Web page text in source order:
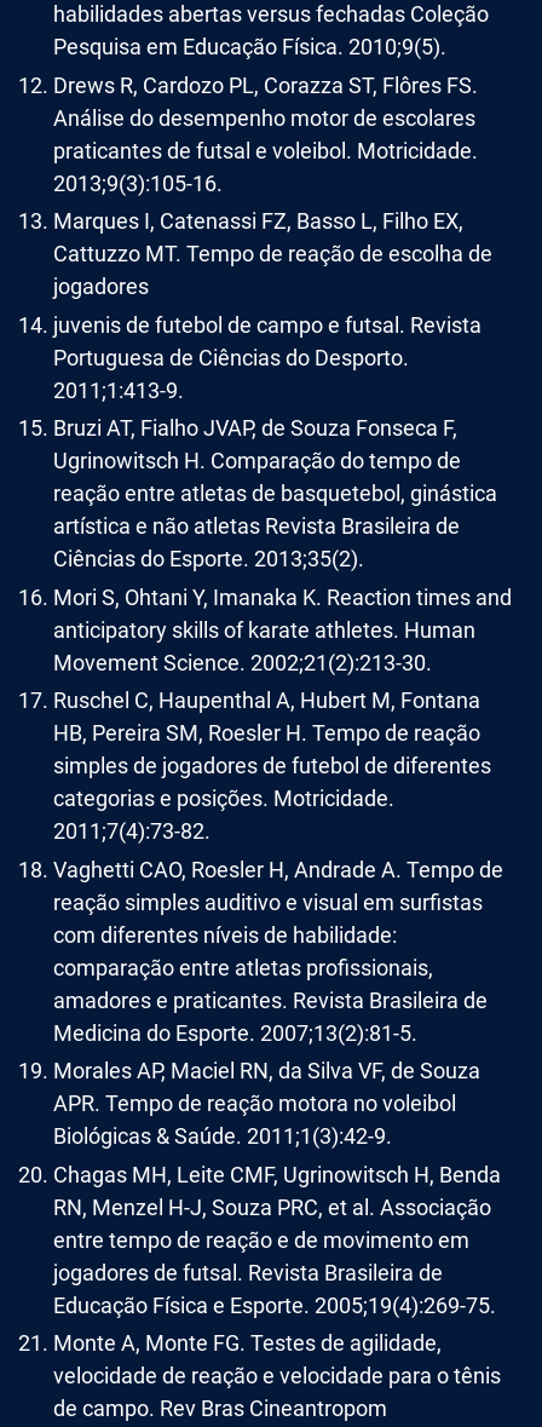
habilidades abertas versus fechadas Coleção
Pesquisa em Educação Física. 2010;9(5).
Drews R, Cardozo PL, Corazza ST, Flôres FS.
Análise do desempenho motor de escolares
praticantes de futsal e voleibol. Motricidade.
2013;9(3):105-16.
Marques I, Catenassi FZ, Basso L, Filho EX,
Cattuzzo MT. Tempo de reação de escolha de
jogadores
juvenis de futebol de campo e futsal. Revista
Portuguesa de Ciências do Desporto.
2011;1:413-9.
Bruzi AT, Fialho JVAP, de Souza Fonseca F,
Ugrinowitsch H. Comparação do tempo de
reação entre atletas de basquetebol, ginástica
artística e não atletas Revista Brasileira de
Ciências do Esporte. 2013;35(2).
Mori S, Ohtani Y, Imanaka K. Reaction times and
anticipatory skills of karate athletes. Human
Movement Science. 2002;21(2):213-30.
Ruschel C, Haupenthal A, Hubert M, Fontana
HB, Pereira SM, Roesler H. Tempo de reação
simples de jogadores de futebol de diferentes
categorias e posições. Motricidade.
2011;7(4):73-82.
Vaghetti CAO, Roesler H, Andrade A. Tempo de
reação simples auditivo e visual em surfistas
com diferentes níveis de habilidade:
comparação entre atletas profissionais,
amadores e praticantes. Revista Brasileira de
Medicina do Esporte. 2007;13(2):81-5.
Morales AP, Maciel RN, da Silva VF, de Souza
APR. Tempo de reação motora no voleibol
Biológicas & Saúde. 2011;1(3):42-9.
Chagas MH, Leite CMF, Ugrinowitsch H, Benda
RN, Menzel H-J, Souza PRC, et al. Associação
entre tempo de reação e de movimento em
jogadores de futsal. Revista Brasileira de
Educação Física e Esporte. 2005;19(4):269-75.
Monte A, Monte FG. Testes de agilidade,
velocidade de reação e velocidade para o tênis
de campo. Rev Bras Cineantropom